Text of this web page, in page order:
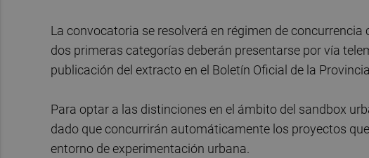
La convocatoria se resolverá en régimen de
dos primeras categorías deberán presentarse por vía
publicación del extracto en el Boletín Oficial de la
Para optar a las distinciones en el ámbito del sandbox
dado que concurrirán automáticamente los proyectos
entorno de experimentación urbana.